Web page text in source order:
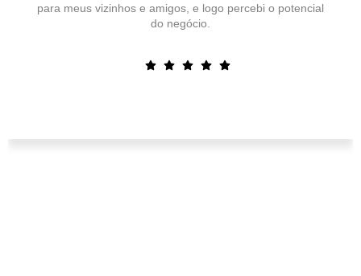
para meus vizinhos e amigos, e logo percebi o potencial
do negócio.